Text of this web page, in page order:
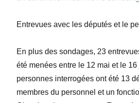
Entrevues avec les députés et le
En plus des sondages, 23
été menées entre le 12 mai et le
personnes interrogées ont été 13
membres du personnel et un